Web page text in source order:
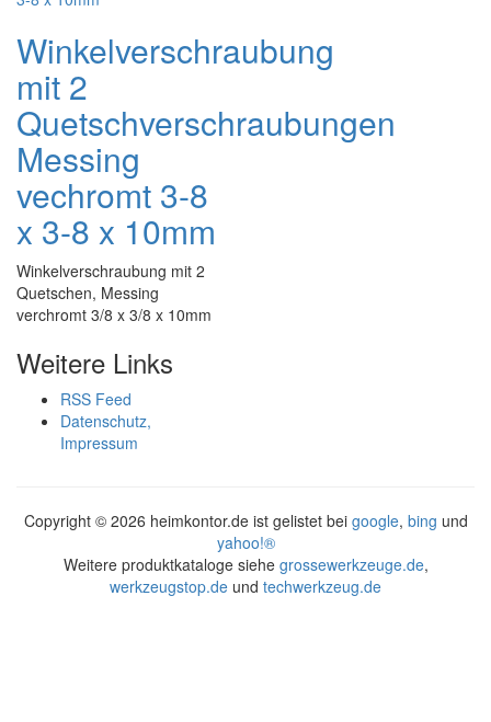
Winkelverschraubung
mit 2
Quetschverschraubungen
Messing
vechromt 3-8
x 3-8 x 10mm
Winkelverschraubung mit 2
Quetschen, Messing
verchromt 3/8 x 3/8 x 10mm
Weitere Links
RSS Feed
Datenschutz,
Impressum
Copyright © 2026 heimkontor.de ist gelistet bei google, bing und
yahoo!®
Weitere produktkataloge siehe grossewerkzeuge.de,
werkzeugstop.de und techwerkzeug.de